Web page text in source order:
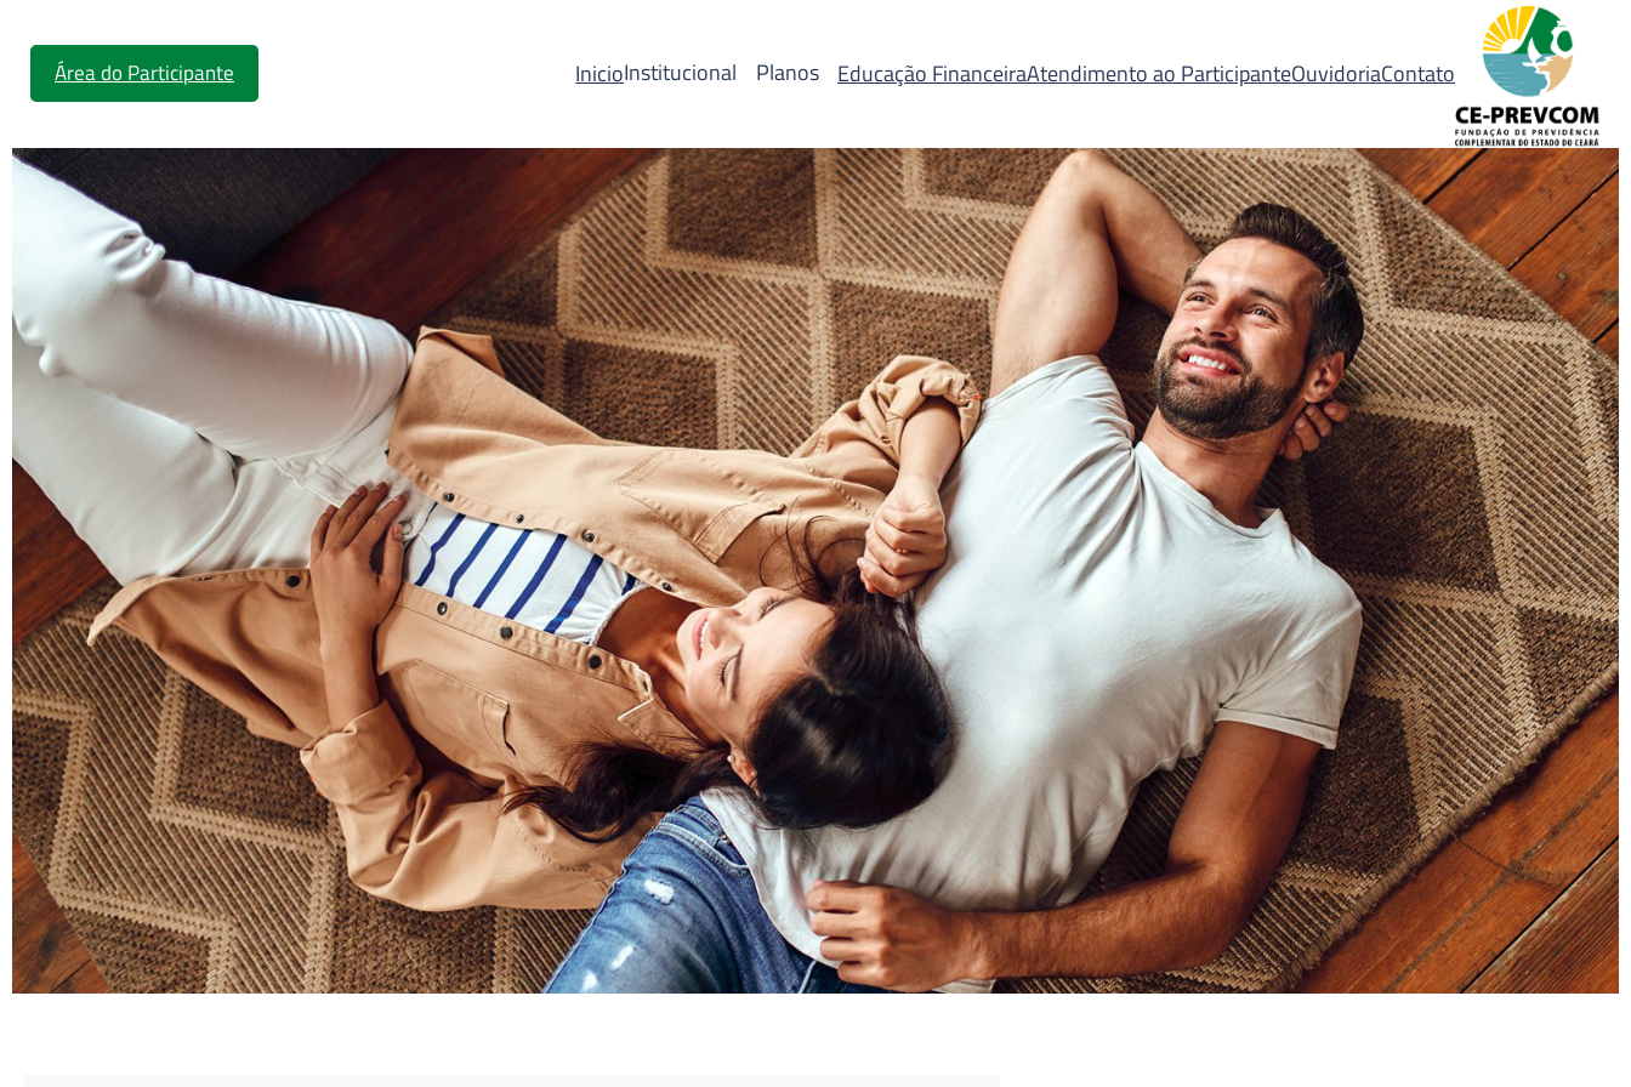
Área do Participante InicioInstitucional Planos Educação FinanceiraAtendimento ao ParticipanteOuvidoriaContato